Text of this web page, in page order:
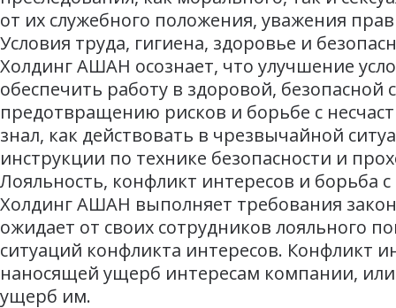
от их служебного положения, уважения
Условия труда, гигиена, здоровье и
Холдинг АШАН осознает, что улучшение
обеспечить работу в здоровой,
предотвращению рисков и борьбе с
знал, как действовать в чрезвычайной
инструкции по технике безопасности и
Лояльность, конфликт интересов и борьба
Холдинг АШАН выполняет требования
ожидает от своих сотрудников лояльного
ситуаций конфликта интересов. Конфликт
наносящей ущерб интересам компании,
ущерб им.